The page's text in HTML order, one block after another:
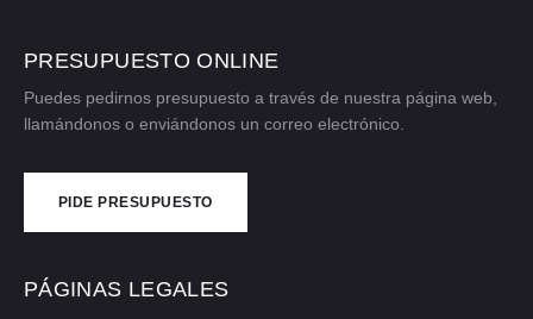
PRESUPUESTO ONLINE
Puedes pedirnos presupuesto a través de nuestra página web,
llamándonos o enviándonos un correo electrónico.
PIDE PRESUPUESTO
PÁGINAS LEGALES